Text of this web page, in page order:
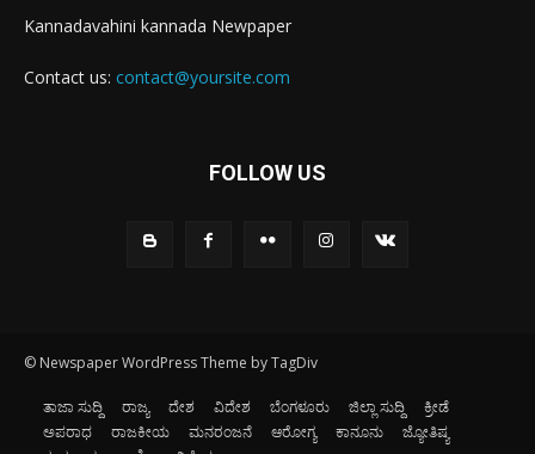
Kannadavahini kannada Newpaper
Contact us: contact@yoursite.com
FOLLOW US
© Newspaper WordPress Theme by TagDiv
ತಾಜಾ ಸುದ್ದಿ ರಾಜ್ಯ ದೇಶ ವಿದೇಶ ಬೆಂಗಳೂರು ಜಿಲ್ಲಾ ಸುದ್ದಿ
ಕ್ರೀಡೆ
ಅಪರಾಧ
ರಾಜಕೀಯ ಮನರಂಜನೆ ಆರೋಗ್ಯ ಕಾನೂನು
ಜ್ಯೋತಿಷ್ಯ